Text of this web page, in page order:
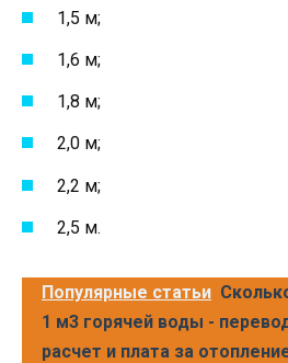
1,5 м;
1,6 м;
1,8 м;
2,0 м;
2,2 м;
2,5 м.
Популярные статьи
1 м3 горячей воды -
расчет и плата за